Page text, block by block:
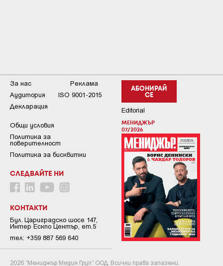
АБОНИРАЙ
СЕ
Editorial
МЕНИДЖЪР
07/2026
За нас
Реклама
Аудитория
ISO 9001-2015
Декларация
Общи условия
Пoлитикa зa
пoвepитeлнocт
Политика за бисквитки
СЛЕДВАЙТЕ НИ
КОНТАКТИ
Бул. Цариградско шосе 147,
Интер Ескпо Център, ет.5
тел: +359 887 569 640
2026 “Мениджър Медия Груп” ООД. Всички права запазени.